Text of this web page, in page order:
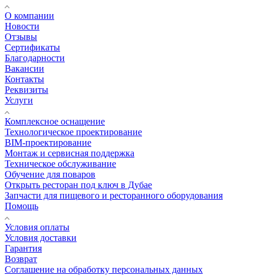
О компании
Новости
Отзывы
Сертификаты
Благодарности
Вакансии
Контакты
Реквизиты
Услуги
Комплексное оснащение
Технологическое проектирование
BIM-проектирование
Монтаж и сервисная поддержка
Техническое обслуживание
Обучение для поваров
Открыть ресторан под ключ в Дубае
Запчасти для пищевого и ресторанного оборудования
Помощь
Условия оплаты
Условия доставки
Гарантия
Возврат
Соглашение на обработку персональных данных